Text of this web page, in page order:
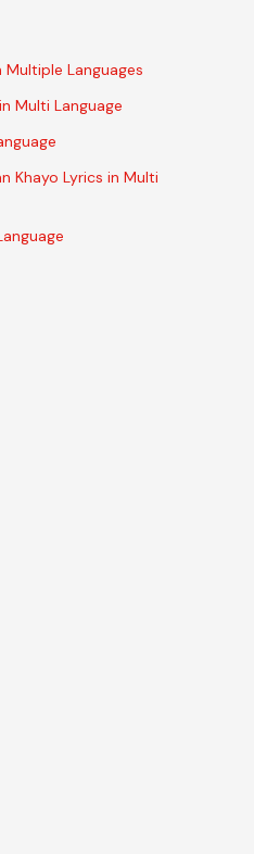
Multiple Languages
Multi Language
Khayo Lyrics in Multi